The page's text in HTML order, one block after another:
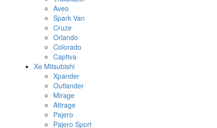
Aveo
Spark Van
Cruze
Orlando
Colorado
Captiva
Xe Mitsubishi
Xpander
Outlander
Mirage
Attrage
Pajero
Pajero Sport